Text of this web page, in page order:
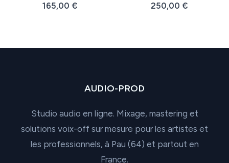
165,00 € 250,00 €
AUDIO-PROD
Studio audio en ligne. Mixage, mastering et
solutions voix-off sur mesure pour les artistes et
les professionnels, à Pau (64) et partout en
France.